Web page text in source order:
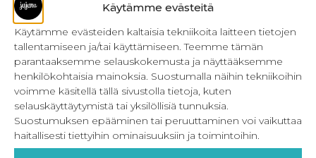
Käytämme evästeitä
Käytämme evästeiden kaltaisia tekniikoita laitteen tietojen
tallentamiseen ja/tai käyttämiseen. Teemme tämän
parantaaksemme selauskokemusta ja näyttääksemme
henkilökohtaisia mainoksia. Suostumalla näihin tekniikoihin
voimme käsitellä tällä sivustolla tietoja, kuten
selauskäyttäytymistä tai yksilöllisiä tunnuksia.
Suostumuksen epääminen tai peruuttaminen voi vaikuttaa
haitallisesti tiettyihin ominaisuuksiin ja toimintoihin.
Muovilippa lippikseen
2,90€ – 3,50€ Sis. ALV
Valitse vaihtoehdoista